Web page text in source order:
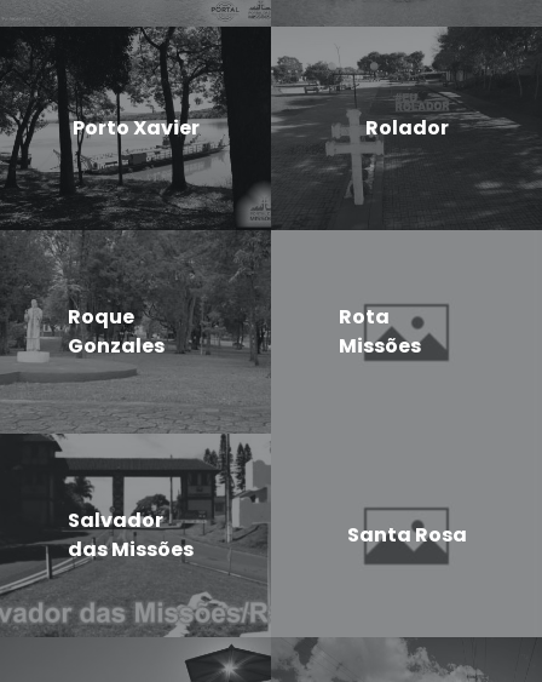
Porto Xavier Rolador
Roque
Gonzales
Rota
Missões
Salvador
das Missões
Santa Rosa